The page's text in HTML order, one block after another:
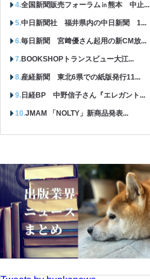
全国新聞販売フォーラム㏌熊本 中止...
中日新聞社 福井県内の中日新聞 1...
毎日新聞 宮﨑優さん起用の新CM放...
BOOKSHOPトランスビュー大江...
産経新聞 東北6県での紙版発行11...
日経BP 中野信子さん『エレガント...
JMAM 「NOLTY」新商品発表...